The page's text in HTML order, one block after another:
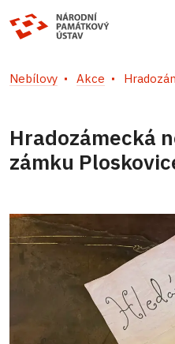
Nebílovy Akce
Hradozámecká
zámku